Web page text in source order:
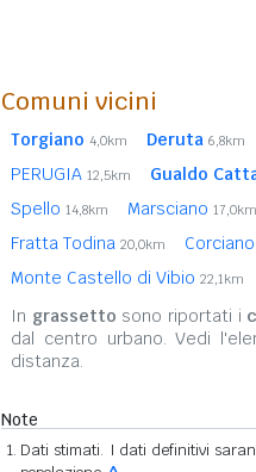
Comuni vicini
Torgiano 4,0km Deruta 6,8km
PERUGIA 12,5km Gualdo
Spello 14,8km Marsciano 17,0km
Fratta Todina 20,0km Corciano
Monte Castello di Vibio 22,1km
In grassetto sono riportati i
dal centro urbano. Vedi
distanza.
Note
Dati stimati. I dati definitivi